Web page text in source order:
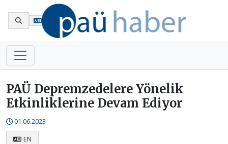
PAÜ Depremzedelere Yönelik
Etkinliklerine Devam Ediyor
01.06.2023
EN